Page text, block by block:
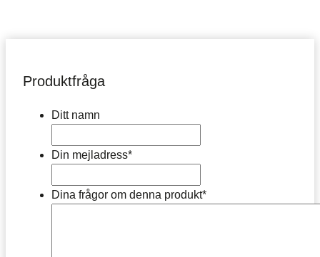
Produktfråga
Ditt namn
Din mejladress*
Dina frågor om denna produkt*